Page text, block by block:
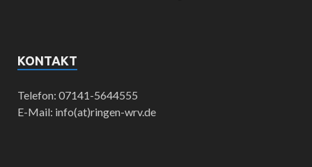
KONTAKT
Telefon: 07141-5644555
E-Mail: info(at)ringen-wrv.de